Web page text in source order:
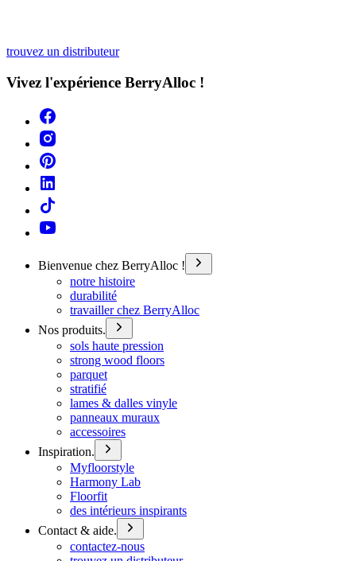
trouvez un distributeur
Vivez l'expérience BerryAlloc !
Bienvenue chez BerryAlloc !
notre histoire
durabilité
travailler chez BerryAlloc
Nos produits.
sols haute pression
strong wood floors
parquet
stratifié
lames & dalles vinyle
panneaux muraux
accessoires
Inspiration.
Myfloorstyle
Harmony Lab
Floorfit
des intérieurs inspirants
Contact & aide.
contactez-nous